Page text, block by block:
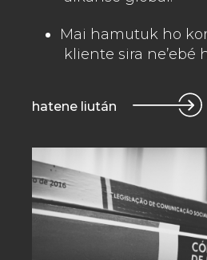
Mai hamutuk ho
kliente sira ne’ebé
hatene liután